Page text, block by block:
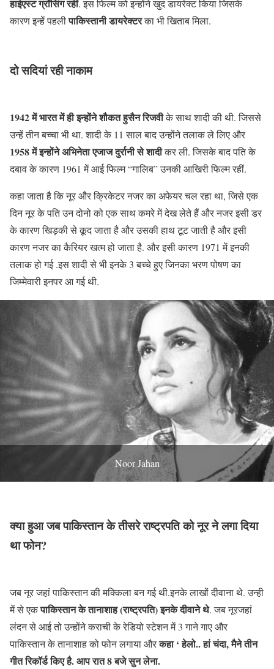
हाईएस्ट ग्रॉसिंग रहीं. इस फिल्म को इन्होंने खुद डायरेक्ट किया जिसके
कारण इन्हें पहलीपाकिस्तानी डायरेक्टरका भी खिताब मिला.
दो सदियां रही नाकाम
1942 में भारत में ही इन्होंने शौकत हुसैन रिजवीके साथ शादी की थी. जिससे
उन्हें तीन बच्चा भी था. शादी के 11 साल बाद उन्होंने तलाक ले लिए और
1958 में इन्होंने अभिनेता एजाज दुर्रानी से शादीकर ली. जिसके बाद पति के
दबाव के कारण 1961 में आई फिल्म “गालिब” उनकी आखिरी फिल्म रहीं.
कहा जाता है कि नूर और क्रिकेटर नजर का अफेयर चल रहा था, जिसे एक
दिन नूर के पति उन दोनो को एक साथ कमरे में देख लेते हैं और नजर इसी डर
के कारण खिड़की से कूद जाता है और उसकी हाथ टूट जाती है और इसी
कारण नजर का कैरियर खत्म हो जाता है. और इसी कारण 1971 में इनकी
तलाक हो गई .इस शादी से भी इनके 3 बच्चे हुए जिनका भरण पोषण का
जिम्मेवारी इनपर आ गई थी.
Noor Jahan
क्या हुआ जब पाकिस्तान के तीसरे राष्ट्रपति को नूर ने लगा दिया
था फोन?
जब नूर जहां पाकिस्तान की मक्किला बन गई थी.इनके लाखों दीवाना थे. उन्ही
में से एकपाकिस्तान के तानाशाह (राष्ट्रपति) इनके दीवाने थे. जब नूरजहां
लंदन से आई तो उन्होंने कराची के रेडियो स्टेशन में 3 गाने गाए और
पाकिस्तान के तानाशाह को फोन लगाया औरकहा ‘ हेलो.. हां चंदा, मैने तीन
गीत रिकॉर्ड किए है. आप रात 8 बजे सुन लेना.